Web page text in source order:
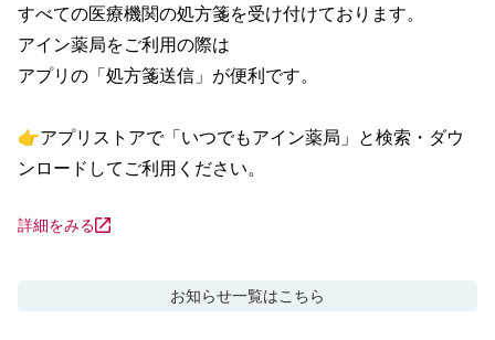
すべての医療機関の処方箋を受け付けております。
アイン薬局をご利用の際は
アプリの「処方箋送信」が便利です。
👉アプリストアで「いつでもアイン薬局」と検索・ダウ
ンロードしてご利用ください。
詳細をみる
お知らせ一覧はこちら